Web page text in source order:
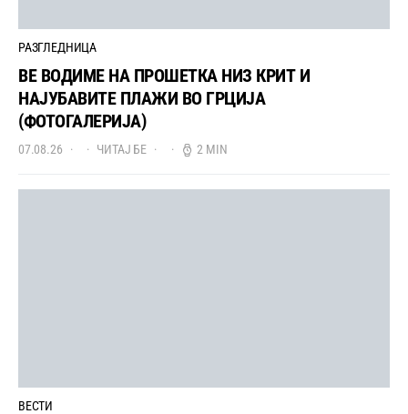
РАЗГЛЕДНИЦА
ВЕ ВОДИМЕ НА ПРОШЕТКА НИЗ КРИТ И
НАЈУБАВИТЕ ПЛАЖИ ВО ГРЦИЈА
(ФОТОГАЛЕРИЈА)
07.08.26 ЧИТАЈ БЕ 2 MIN
ВЕСТИ